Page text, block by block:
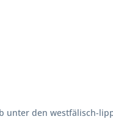
unter den westfälisch-